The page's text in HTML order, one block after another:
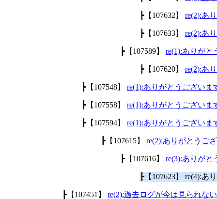
┣【107632】 re(2):あ
┣【107633】 re(2):あ
┣【107589】 re(1):ありがと
┣【107620】 re(2):あ
┣【107548】 re(1):ありがとうございま
┣【107558】 re(1):ありがとうございま
┣【107594】 re(1):ありがとうございま
┣【107615】 re(2):ありがとうご
┣【107616】 re(3):ありがと
┣【107623】 re(4):あ
┣【107451】 re(2):過去ログが今は見られな